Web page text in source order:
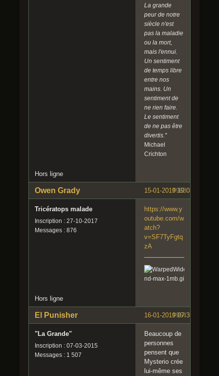
La grande
peur de notre
siècle n'est
pas la maladie
ou la mort,
mais l'ennui.
Un sentiment
de temps libre
entre nos
mains. Un
sentiment de
ne rien faire.
Le sentiment
de ne pas être
divertis."
Michael
Crichton
Hors ligne
#963
15-01-2019 19:08:19
Owen Grady
Tricératops malade
Inscription : 27-10-2017
Messages : 876
https://www.y
outube.com/w
atch?
v=SF7TyFgtq
zA
Hors ligne
#964
16-01-2019 07:36:37
El Punisher
"La Grande"
Inscription : 07-03-2015
Messages : 1 507
Beaucoup de
personnes
pensent que
Mysterio crée
lui-même ses